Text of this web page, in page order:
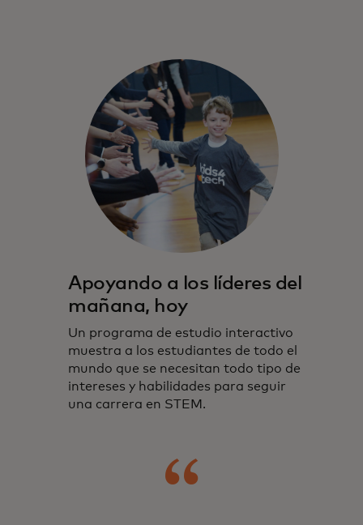
Apoyando a los líderes del
mañana, hoy
Un programa de estudio interactivo
muestra a los estudiantes de todo el
mundo que se necesitan todo tipo de
intereses y habilidades para seguir
una carrera en STEM.